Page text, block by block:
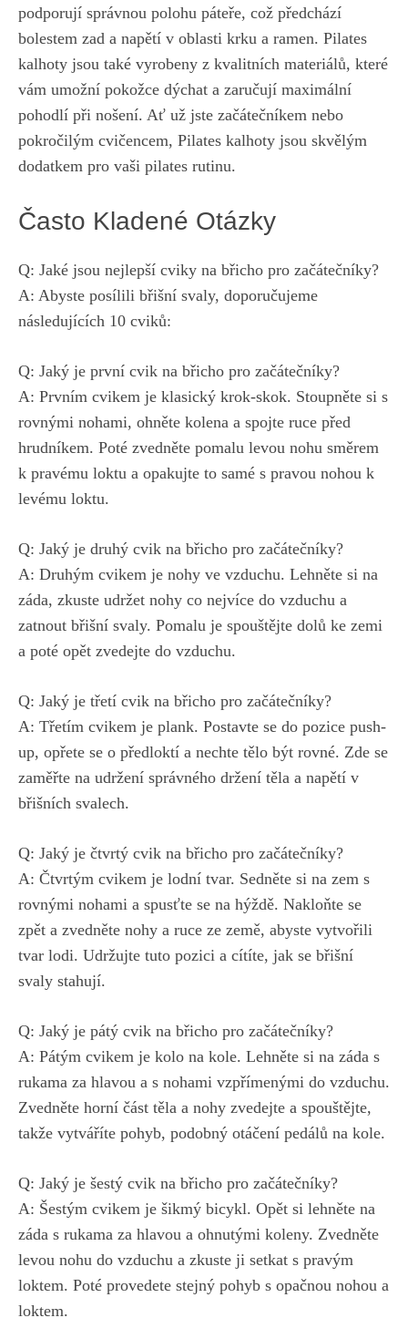
podporují správnou polohu páteře, což⁢ předchází
bolestem zad a ⁣napětí v ⁤oblasti krku⁢ a ramen. ‌Pilates
kalhoty jsou také vyrobeny ⁣z kvalitních materiálů, které
vám umožní pokožce dýchat a zaručují⁤ maximální
pohodlí ​při nošení. Ať ⁤už jste začátečníkem nebo
pokročilým cvičencem, Pilates kalhoty⁣ jsou skvělým
dodatkem pro vaši pilates rutinu.
Často Kladené Otázky
Q: Jaké jsou​ nejlepší cviky na břicho pro ⁤začátečníky?
A: Abyste posílili břišní svaly, doporučujeme
následujících 10 cviků:
Q: Jaký je první cvik na břicho pro začátečníky?
A: Prvním cvikem je klasický krok-skok. Stoupněte si ⁢s
rovnými nohami, ohněte kolena a ​spojte​ ruce před
⁢hrudníkem. ⁢Poté zvedněte pomalu levou nohu směrem
k pravému loktu a⁣ opakujte to samé s pravou nohou ​k
levému​ loktu.
Q: Jaký je druhý cvik na ⁢břicho pro začátečníky?
A: Druhým cvikem je nohy ve vzduchu. Lehněte si na
záda, zkuste udržet nohy‌ co nejvíce ⁤do vzduchu a‌
zatnout břišní ​svaly. ⁤Pomalu je spouštějte dolů ke zemi ​
a poté opět zvedejte do‍ vzduchu.
Q: Jaký je třetí ⁢cvik na břicho pro začátečníky?
A: Třetím cvikem je plank. Postavte‍ se do ⁣pozice push-
up, opřete se o předloktí a nechte tělo​ být rovné. Zde se
zaměřte na⁢ udržení ​správného držení těla a napětí v
břišních svalech.
Q: Jaký je čtvrtý cvik na břicho​ pro začátečníky?
A:‍ Čtvrtým cvikem je lodní tvar. Sedněte si na zem s
rovnými nohami a spusťte se na hýždě. Nakloňte​ se
zpět a‍ zvedněte ⁤nohy a ruce ze země, abyste vytvořili
tvar⁣ lodi. Udržujte‍ tuto pozici a cítíte, ‌jak se ⁣břišní
svaly stahují.
Q: Jaký je pátý cvik na břicho pro začátečníky?
A: Pátým cvikem je kolo‌ na kole. Lehněte si na záda s​
rukama za ‍hlavou a s ​nohami vzpřímenými⁣ do vzduchu.
Zvedněte horní část těla a nohy zvedejte a spouštějte,
takže vytváříte pohyb, podobný‍ otáčení pedálů na kole.
Q: Jaký je šestý cvik na ​břicho pro začátečníky?
A: Šestým⁣ cvikem je šikmý⁢ bicykl. Opět‍ si lehněte na
záda​ s rukama za hlavou a ohnutými koleny. Zvedněte
levou ‍nohu do vzduchu a zkuste ⁤ji setkat s pravým
loktem. Poté provedete⁤ stejný⁤ pohyb s opačnou nohou a
loktem.